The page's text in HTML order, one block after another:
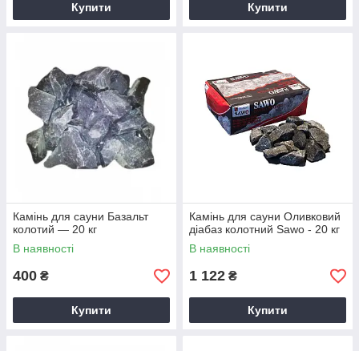
Купити Купити
Камінь для сауни Базальт
колотий — 20 кг
В наявності
400 ₴
Купити
Камінь для сауни Оливковий
діабаз колотний Sawo - 20 кг
В наявності
1 122 ₴
Купити